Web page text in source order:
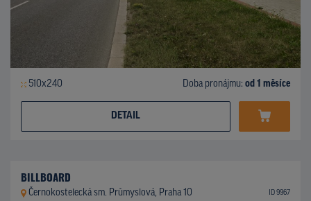
510x240 Doba pronájmu: od 1 měsíce
DETAIL
BILLBOARD
Černokostelecká sm. Průmyslová, Praha 10 ID 9967